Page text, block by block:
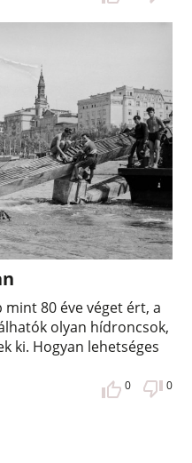
80 éve véget ért, a
olyan hídroncsok,
ki. Hogyan lehetséges
0 0